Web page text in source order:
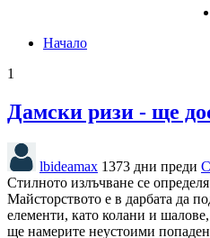
Начало
1
Дамски ризи - ще
lbideamax 1373 дни преди
Стилното излъчване се
Майсторството е в дарбата да
елементи, като колани и
ще намерите неустоими